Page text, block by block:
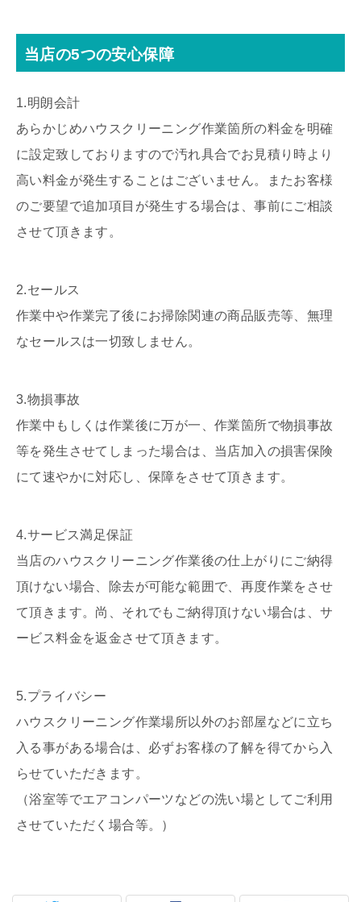
当店の5つの安心保障
1.明朗会計
あらかじめハウスクリーニング作業箇所の料金を明確
に設定致しておりますので汚れ具合でお見積り時より
高い料金が発生することはございません。またお客様
のご要望で追加項目が発生する場合は、事前にご相談
させて頂きます。
2.セールス
作業中や作業完了後にお掃除関連の商品販売等、無理
なセールスは一切致しません。
3.物損事故
作業中もしくは作業後に万が一、作業箇所で物損事故
等を発生させてしまった場合は、当店加入の損害保険
にて速やかに対応し、保障をさせて頂きます。
4.サービス満足保証
当店のハウスクリーニング作業後の仕上がりにご納得
頂けない場合、除去が可能な範囲で、再度作業をさせ
て頂きます。尚、それでもご納得頂けない場合は、サ
ービス料金を返金させて頂きます。
5.プライバシー
ハウスクリーニング作業場所以外のお部屋などに立ち
入る事がある場合は、必ずお客様の了解を得てから入
らせていただきます。
（浴室等でエアコンパーツなどの洗い場としてご利用
させていただく場合等。）